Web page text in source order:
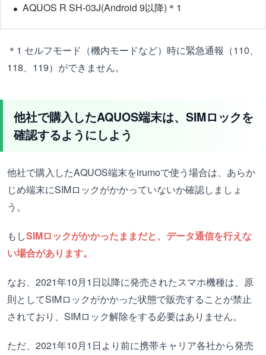
AQUOS R SH-03J(Android 9以降)＊1
＊1 セルフモード（機内モードなど）時に緊急通報（110、
118、119）ができません。
他社で購入したAQUOS端末は、SIMロックを
確認するようにしよう
他社で購入したAQUOS端末をirumoで使う場合は、あらか
じめ端末にSIMロックがかかっていないか確認しましょ
う。
もしSIMロックがかかったままだと、データ通信を行えな
い場合があります。
なお、2021年10月1日以降に発売されたスマホ機種は、原
則としてSIMロックがかかった状態で販売することが禁止
されており、SIMロック解除をする必要はありません。
ただ、2021年10月1日より前に携帯キャリア各社から発売